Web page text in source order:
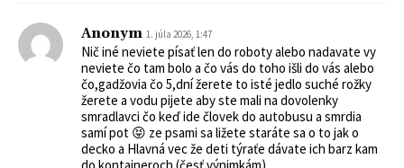
Anonym 1. júla 2026, 1:47
Nič iné neviete písať len do roboty alebo nadavate vy
neviete čo tam bolo a čo vás do toho išli do vás alebo
čo,gadžovia čo 5,dní žerete to isté jedlo suché rožky
žerete a vodu pijete aby ste mali na dovolenky
smradlavci čo keď ide človek do autobusu a smrdia
samí pot 😝 ze psami sa ližete staráte sa o to jak o
decko a Hlavná vec že deti týraťe dávate ich barz kam